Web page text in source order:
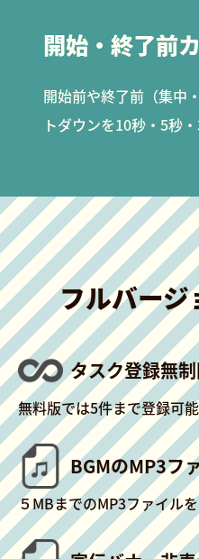
開始・終了前
開始前や終了前（集中
トダウンを10秒・5秒
フルバージ
タスク登録無
無料版では5件まで登録可能
BGMのMP3フ
５MBまでのMP3ファイル